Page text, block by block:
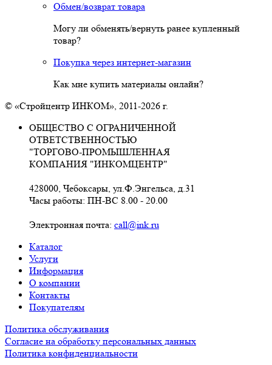
Обмен/возврат товара
Могу ли обменять/вернуть ранее купленный
товар?
Покупка через интернет-магазин
Как мне купить материалы онлайн?
© «Стройцентр ИНКОМ», 2011-2026 г.
ОБЩЕСТВО С ОГРАНИЧЕННОЙ
ОТВЕТСТВЕННОСТЬЮ
"ТОРГОВО-ПРОМЫШЛЕННАЯ
КОМПАНИЯ "ИНКОМЦЕНТР"
428000, Чебоксары, ул.Ф.Энгельса, д.31
Часы работы: ПН-ВС 8.00 - 20.00
Электронная почта: call@ink.ru
Каталог
Услуги
Информация
О компании
Контакты
Покупателям
Политика обслуживания
Согласие на обработку персональных данных
Политика конфиденциальности